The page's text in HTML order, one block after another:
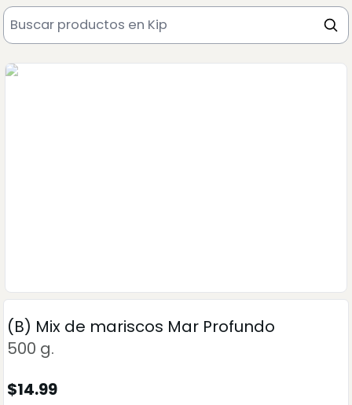
(B) Mix de mariscos Mar Profundo
500 g.
$14.99